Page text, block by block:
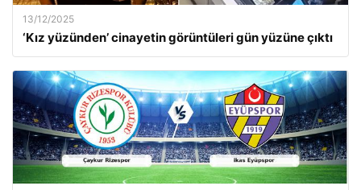
13/12/2025
‘Kız yüzünden’ cinayetin görüntüleri gün yüzüne çıktı